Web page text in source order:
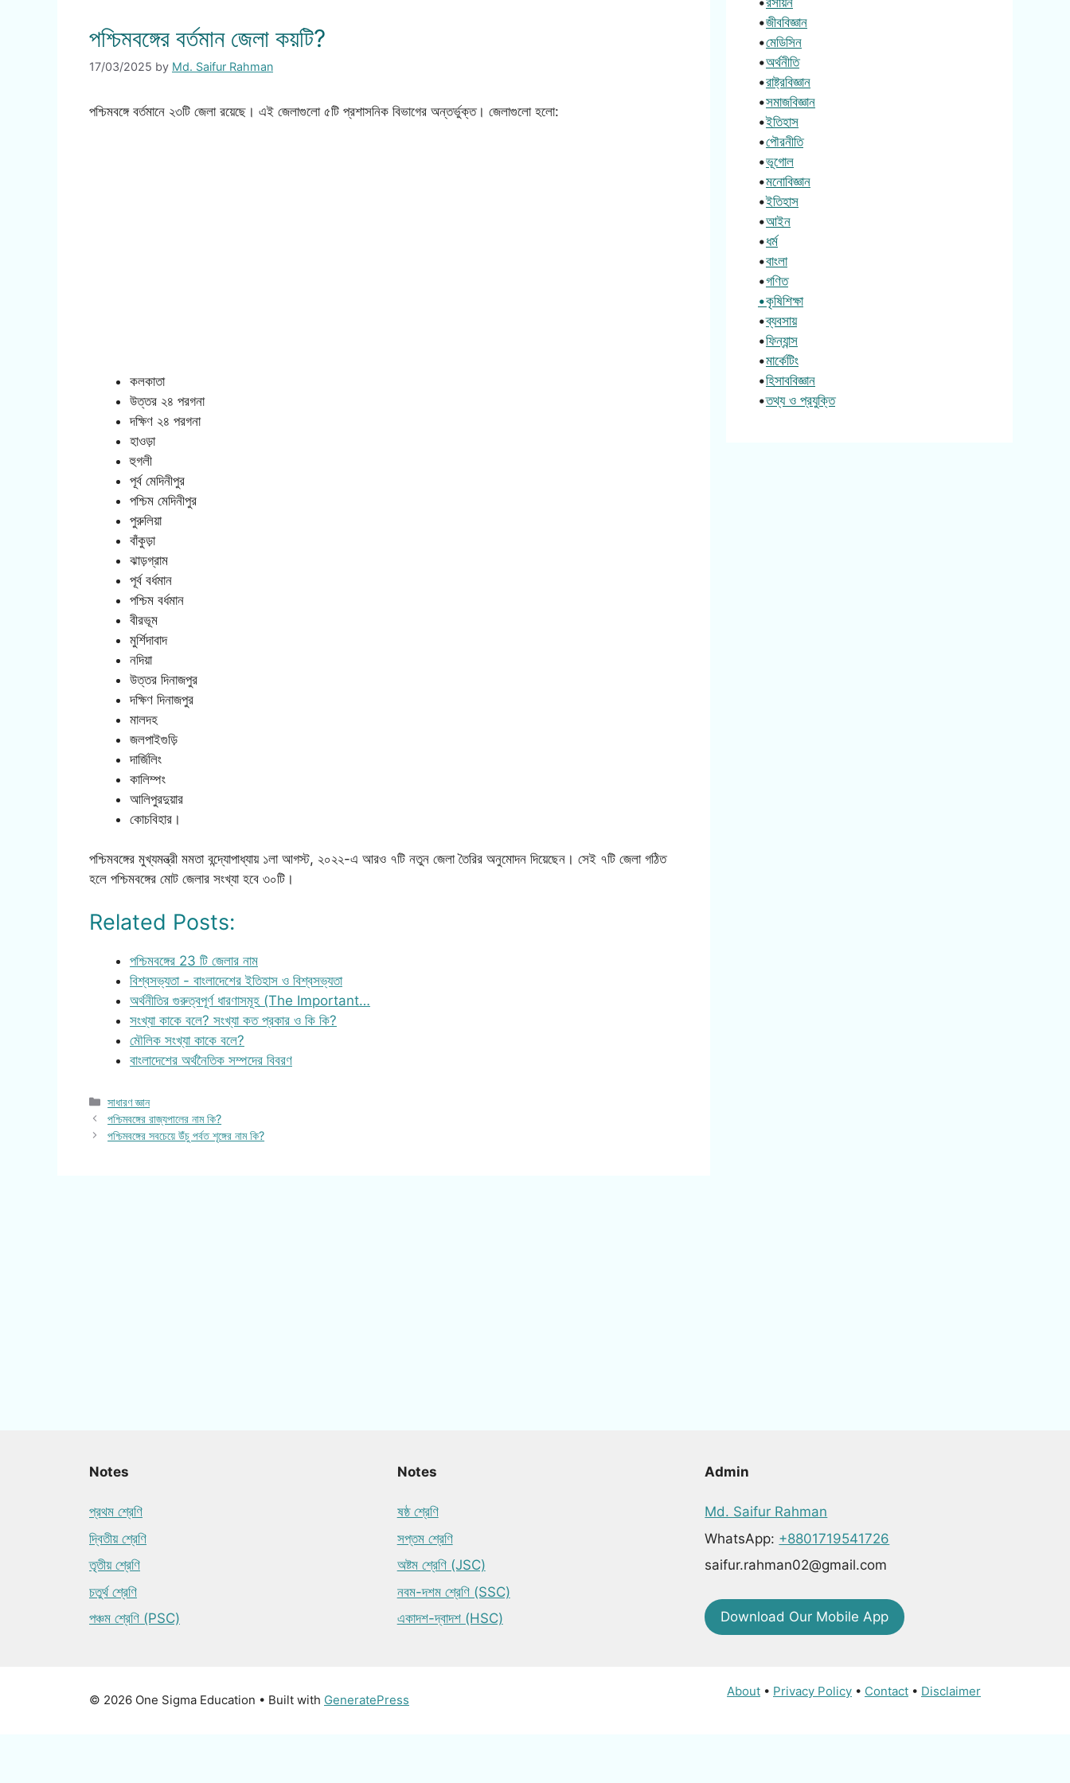
পশ্চিমবঙ্গের বর্তমান জেলা কয়টি?
17/03/2025 by Md. Saifur Rahman
পশ্চিমবঙ্গে বর্তমানে ২৩টি জেলা রয়েছে। এই জেলাগুলো ৫টি প্রশাসনিক বিভাগের অন্তর্ভুক্ত। জেলাগুলো হলো:
কলকাতা
উত্তর ২৪ পরগনা
দক্ষিণ ২৪ পরগনা
হাওড়া
হুগলী
পূর্ব মেদিনীপুর
পশ্চিম মেদিনীপুর
পুরুলিয়া
বাঁকুড়া
ঝাড়গ্রাম
পূর্ব বর্ধমান
পশ্চিম বর্ধমান
বীরভূম
মুর্শিদাবাদ
নদিয়া
উত্তর দিনাজপুর
দক্ষিণ দিনাজপুর
মালদহ
জলপাইগুড়ি
দার্জিলিং
কালিম্পং
আলিপুরদুয়ার
কোচবিহার।
পশ্চিমবঙ্গের মুখ্যমন্ত্রী মমতা বন্দ্যোপাধ্যায় ১লা আগস্ট, ২০২২-এ আরও ৭টি নতুন জেলা তৈরির অনুমোদন দিয়েছেন। সেই ৭টি জেলা গঠিত
হলে পশ্চিমবঙ্গের মোট জেলার সংখ্যা হবে ৩০টি।
Related Posts:
পশ্চিমবঙ্গের 23 টি জেলার নাম
বিশ্বসভ্যতা - বাংলাদেশের ইতিহাস ও বিশ্বসভ্যতা
অর্থনীতির গুরুত্বপূর্ণ ধারণাসমূহ (The Important…
সংখ্যা কাকে বলে? সংখ্যা কত প্রকার ও কি কি?
মৌলিক সংখ্যা কাকে বলে?
বাংলাদেশের অর্থনৈতিক সম্পদের বিবরণ
Categories
সাধারণ জ্ঞান
পশ্চিমবঙ্গের রাজ্যপালের নাম কি?
পশ্চিমবঙ্গের সবচেয়ে উঁচু পর্বত শৃঙ্গের নাম কি?
•জীববিজ্ঞান
•মেডিসিন
•অর্থনীতি
•রাষ্ট্রবিজ্ঞান
•সমাজবিজ্ঞান
•ইতিহাস
•পৌরনীতি
•ভূগোল
•মনোবিজ্ঞান
•ইতিহাস
•আইন
•ধর্ম
•বাংলা
•গণিত
•কৃষিশিক্ষা
•ব্যবসায়
•ফিন্যান্স
•মার্কেটিং
•হিসাববিজ্ঞান
•তথ্য ও প্রযুক্তি
Notes
প্রথম শ্রেণি
দ্বিতীয় শ্রেণি
তৃতীয় শ্রেণি
চতুর্থ শ্রেণি
পঞ্চম শ্রেণি (PSC)
Notes
ষষ্ঠ শ্রেণি
সপ্তম শ্রেণি
অষ্টম শ্রেণি (JSC)
নবম-দশম শ্রেণি (SSC)
একাদশ-দ্বাদশ (HSC)
Admin
Md. Saifur Rahman
WhatsApp: +8801719541726
saifur.rahman02@gmail.com
Download Our Mobile App
About • Privacy Policy • Contact • Disclaimer
© 2026 One Sigma Education • Built with GeneratePress